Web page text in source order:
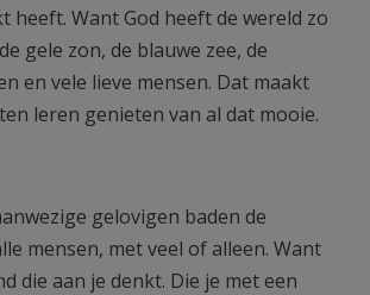
heeft. Want God heeft de wereld zo
gele zon, de blauwe zee, de
en vele lieve mensen. Dat maakt
leren genieten van al dat mooie.
gelovigen baden de
mensen, met veel of alleen. Want
die aan je denkt. Die je met een